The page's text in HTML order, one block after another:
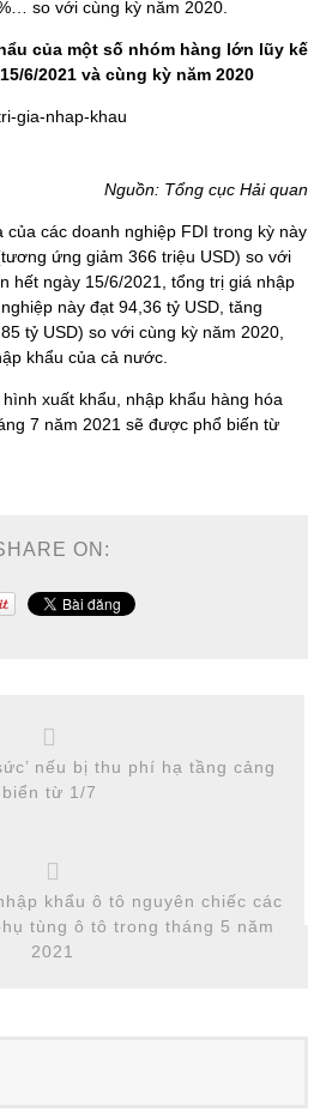
so với cùng kỳ năm 2020.
của một số nhóm hàng lớn lũy kế
6/2021 và cùng kỳ năm 2020
Nguồn: Tổng cục Hải quan
của các doanh nghiệp FDI trong kỳ này
ứng giảm 366 triệu USD) so với
hết ngày 15/6/2021, tổng trị giá nhập
này đạt 94,36 tỷ USD, tăng
tỷ USD) so với cùng kỳ năm 2020,
khẩu của cả nước.
xuất khẩu, nhập khẩu hàng hóa
7 năm 2021 sẽ được phổ biến từ
ON:
nếu bị thu phí hạ tầng cảng
biển từ 1/7
khẩu ô tô nguyên chiếc các
tùng ô tô trong tháng 5 năm
2021